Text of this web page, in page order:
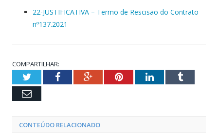
22-JUSTIFICATIVA – Termo de Rescisão do Contrato
nº137.2021
COMPARTILHAR:
TwitterFacebookGoogle+PinterestLinkedInTumblr
Email
CONTEÚDO RELACIONADO